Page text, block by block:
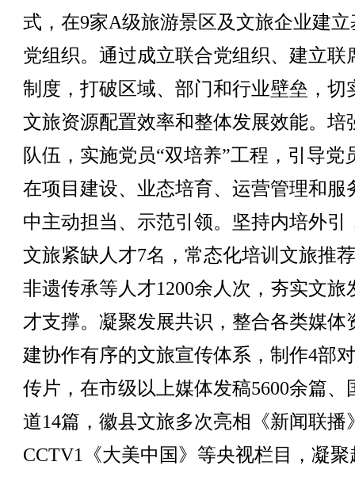
式，在9家A级旅游景区及文旅企业建立
党组织。通过成立联合党组织、建立联
制度，打破区域、部门和行业壁垒，切
文旅资源配置效率和整体发展效能。培
队伍，实施党员“双培养”工程，引导党
在项目建设、业态培育、运营管理和服
中主动担当、示范引领。坚持内培外引
文旅紧缺人才7名，常态化培训文旅推
非遗传承等人才1200余人次，夯实文旅
才支撑。凝聚发展共识，整合各类媒体
建协作有序的文旅宣传体系，制作4部
传片，在市级以上媒体发稿5600余篇、
道14篇，徽县文旅多次亮相《新闻联播
CCTV1《大美中国》等央视栏目，凝聚